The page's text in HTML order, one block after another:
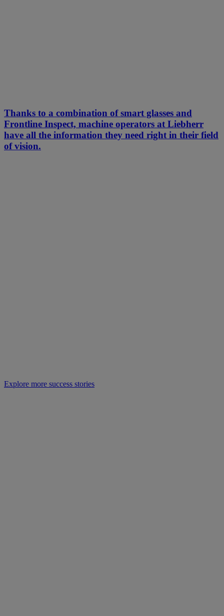
Thanks to a combination of smart glasses and
Frontline Inspect, machine operators at Liebherr
have all the information they need right in their field
of vision.
Explore more success stories